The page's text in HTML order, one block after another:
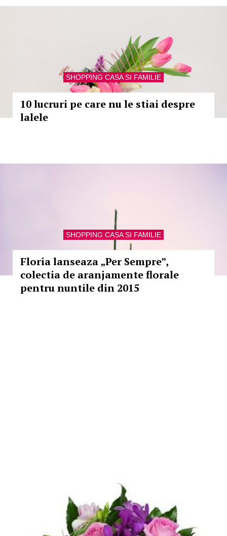
SHOPPING CASA SI FAMILIE
10 lucruri pe care nu le stiai despre
lalele
SHOPPING CASA SI FAMILIE
Floria lanseaza „Per Sempre”,
colectia de aranjamente florale
pentru nuntile din 2015